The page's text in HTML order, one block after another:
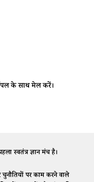
के साथ मेल करें।
स्वतंत्र ज्ञान मंच है।
पर काम करने वाले